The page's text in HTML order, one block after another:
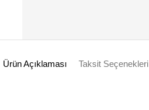
Ürün Açıklaması Taksit Seçenekleri